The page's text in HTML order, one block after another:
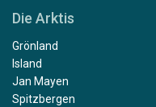
Die Arktis
Grönland
Island
Jan Mayen
Spitzbergen